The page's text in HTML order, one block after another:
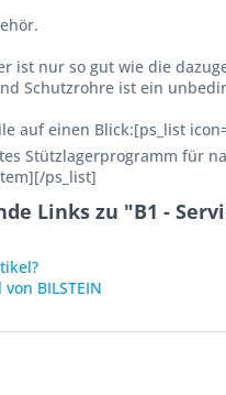
ist nur so gut wie die
Schutzrohre ist ein
auf einen Blick:[ps_list
Stützlagerprogramm für
ps_list]
Links zu "B1 -
BILSTEIN